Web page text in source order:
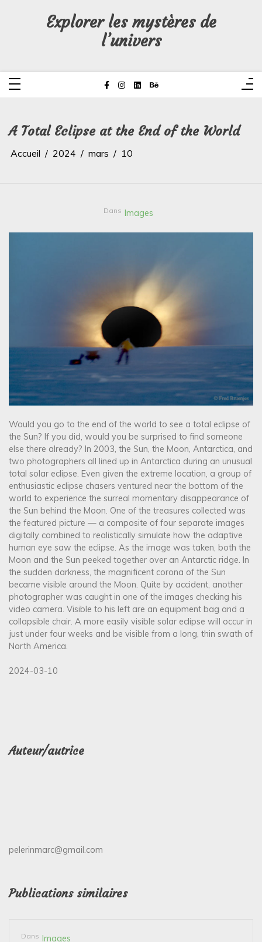
Explorer les mystères de
l’univers
A Total Eclipse at the End of the World
Accueil 2024 mars 10
Dans Images
Would you go to the end of the world to see a total eclipse of
the Sun? If you did, would you be surprised to find someone
else there already? In 2003, the Sun, the Moon, Antarctica, and
two photographers all lined up in Antarctica during an unusual
total solar eclipse. Even given the extreme location, a group of
enthusiastic eclipse chasers ventured near the bottom of the
world to experience the surreal momentary disappearance of
the Sun behind the Moon. One of the treasures collected was
the featured picture — a composite of four separate images
digitally combined to realistically simulate how the adaptive
human eye saw the eclipse. As the image was taken, both the
Moon and the Sun peeked together over an Antarctic ridge. In
the sudden darkness, the magnificent corona of the Sun
became visible around the Moon. Quite by accident, another
photographer was caught in one of the images checking his
video camera. Visible to his left are an equipment bag and a
collapsible chair. A more easily visible solar eclipse will occur in
just under four weeks and be visible from a long, thin swath of
North America.
2024-03-10
Auteur/autrice
pelerinmarc@gmail.com
Publications similaires
Dans Images